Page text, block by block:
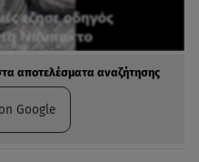
αποτελέσματα αναζήτησης
Google